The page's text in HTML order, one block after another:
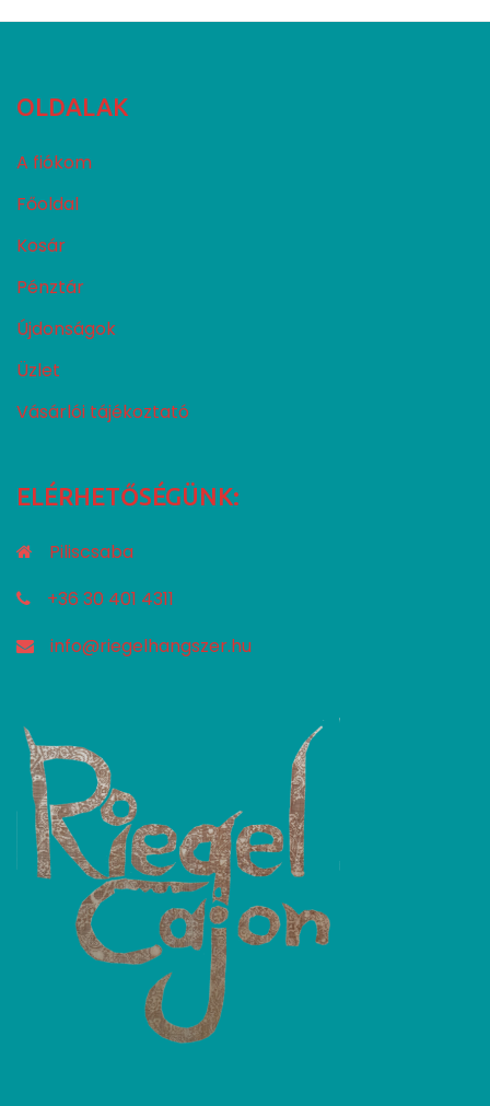
OLDALAK
A fiókom
Főoldal
Kosár
Pénztár
Újdonságok
Üzlet
Vásárlói tájékoztató
ELÉRHETŐSÉGÜNK:
Piliscsaba
+36 30 401 4311
info@riegelhangszer.hu